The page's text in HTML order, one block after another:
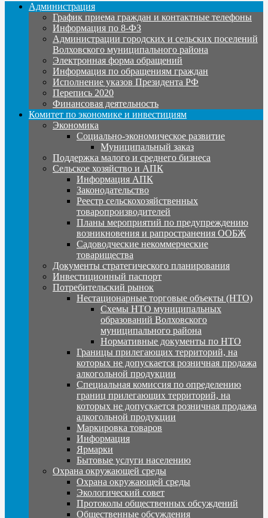
Администрация
График приема граждан и контактные телефоны
Информация по 8-ФЗ
Администрации городских и сельских поселений
Волховского муниципального района
Электронная форма обращений
Информация по обращениям граждан
Исполнение указов Президента РФ
Перепись 2020
Финансовая деятельность
Комитет по экономике и инвестициям
Экономика
Социально-экономическое развитие
Муниципальный заказ
Поддержка малого и среднего бизнеса
Сельское хозяйство и АПК
Информация АПК
Законодательство
Реестр сельскохозяйственных
товаропроизводителей
Планы мероприятий по предупреждению
возникновения и рапространения ООБЖ
Садоводческие некоммерческие
товарищества
Документы стратегического планирования
Инвестиционный паспорт
Потребительский рынок
Нестационарные торговые объекты (НТО)
Схемы НТО муниципальных
образований Волховского
муниципального района
Нормативные документы по НТО
Границы прилегающих территорий, на
которых не допускается розничная продажа
алкогольной продукции
Специальная комиссия по определению
границ прилегающих территорий, на
которых не допускается розничная продажа
алкогольной продукции
Маркировка товаров
Информация
Ярмарки
Бытовые услуги населению
Охрана окружающей среды
Охрана окружающей среды
Экологический совет
Протоколы общественных обсуждений
Общественные обсуждения